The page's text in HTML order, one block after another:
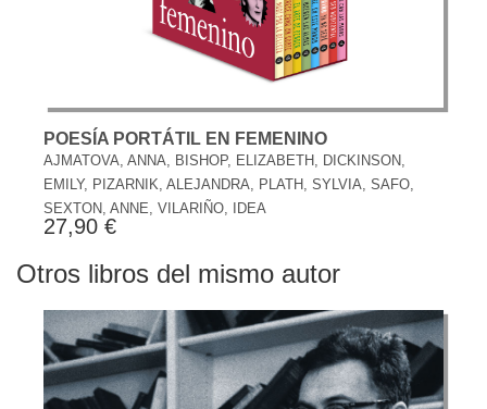
POESÍA PORTÁTIL EN FEMENINO
AJMATOVA, ANNA, BISHOP, ELIZABETH, DICKINSON,
EMILY, PIZARNIK, ALEJANDRA, PLATH, SYLVIA, SAFO,
SEXTON, ANNE, VILARIÑO, IDEA
27,90 €
Otros libros del mismo autor